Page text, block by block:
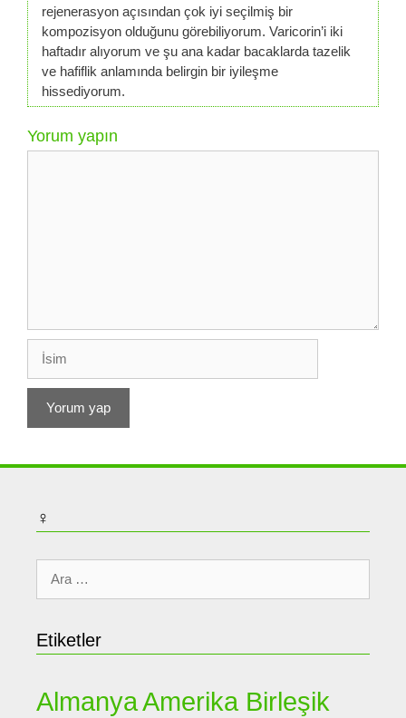
rejenerasyon açısından çok iyi seçilmiş bir
kompozisyon olduğunu görebiliyorum. Varicorin’i iki
haftadır alıyorum ve şu ana kadar bacaklarda tazelik
ve hafiflik anlamında belirgin bir iyileşme
hissediyorum.
Yorum yapın
İsim
♀
için
Etiketler
AlmanyaAmerika Birleşik